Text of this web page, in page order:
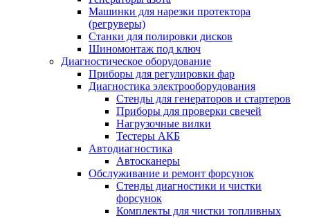
Машинки для нарезки протектора
(регруверы)
Станки для полировки дисков
Шиномонтаж под ключ
Диагностическое оборудование
Приборы для регулировки фар
Диагностика электрооборудования
Стенды для генераторов и стартеров
Приборы для проверки свечей
Нагрузочные вилки
Тестеры АКБ
Автодиагностика
Автосканеры
Обслуживание и ремонт форсунок
Стенды диагностики и чистки
форсунок
Комплекты для чистки топливных